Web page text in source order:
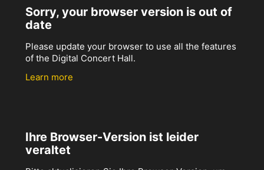
Sorry, your browser version is out of
date
Please update your browser to use all the features
of the Digital Concert Hall.
Learn more
Ihre Browser-Version ist leider
veraltet